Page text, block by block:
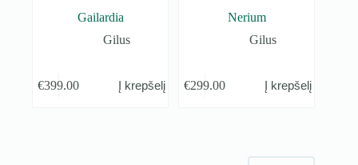
Gailardia
Gilus
€399.00 Į krepšelį
Nerium
Gilus
€299.00 Į krepšelį